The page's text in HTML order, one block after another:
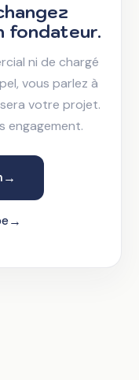
fondateur.
ni de chargé
vous parlez à
votre projet.
engagement.
→
→